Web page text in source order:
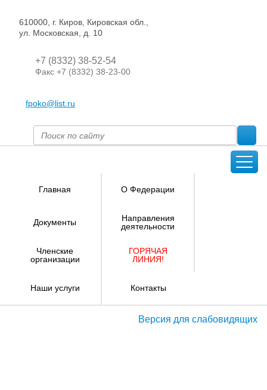
610000, г. Киров, Кировская обл.,
ул. Московская, д. 10
+7 (8332) 38-52-54
Факс +7 (8332) 38-23-00
fpoko@list.ru
Главная О Федерации
Документы
Направления
деятельности
Членские
организации
ГОРЯЧАЯ
ЛИНИЯ!
Наши услуги Контакты
Версия для слабовидящих